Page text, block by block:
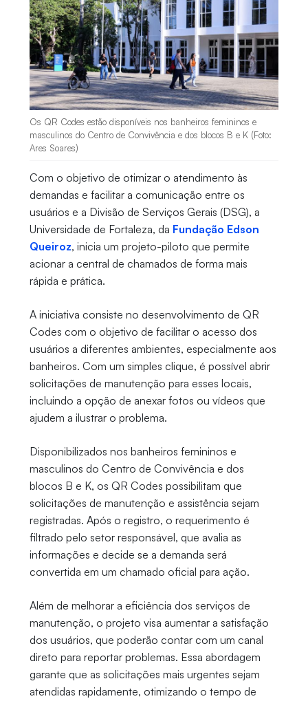
Os QR Codes estão disponíveis nos banheiros femininos e
masculinos do Centro de Convivência e dos blocos B e K (Foto:
Ares Soares)
Com o objetivo de otimizar o atendimento às
demandas e facilitar a comunicação entre os
usuários e a Divisão de Serviços Gerais (DSG), a
Universidade de Fortaleza, da Fundação Edson
Queiroz, inicia um projeto-piloto que permite
acionar a central de chamados de forma mais
rápida e prática.
A iniciativa consiste no desenvolvimento de QR
Codes com o objetivo de facilitar o acesso dos
usuários a diferentes ambientes, especialmente aos
banheiros. Com um simples clique, é possível abrir
solicitações de manutenção para esses locais,
incluindo a opção de anexar fotos ou vídeos que
ajudem a ilustrar o problema.
Disponibilizados nos banheiros femininos e
masculinos do Centro de Convivência e dos
blocos B e K, os QR Codes possibilitam que
solicitações de manutenção e assistência sejam
registradas. Após o registro, o requerimento é
filtrado pelo setor responsável, que avalia as
informações e decide se a demanda será
convertida em um chamado oficial para ação.
Além de melhorar a eficiência dos serviços de
manutenção, o projeto visa aumentar a satisfação
dos usuários, que poderão contar com um canal
direto para reportar problemas. Essa abordagem
garante que as solicitações mais urgentes sejam
atendidas rapidamente, otimizando o tempo de